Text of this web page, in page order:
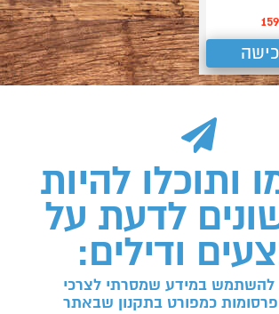
ותוכלו להיות
לדעת על
ודילים:
במידע שמסרתי לצרכי
כמפורט בתקנון שבאתר